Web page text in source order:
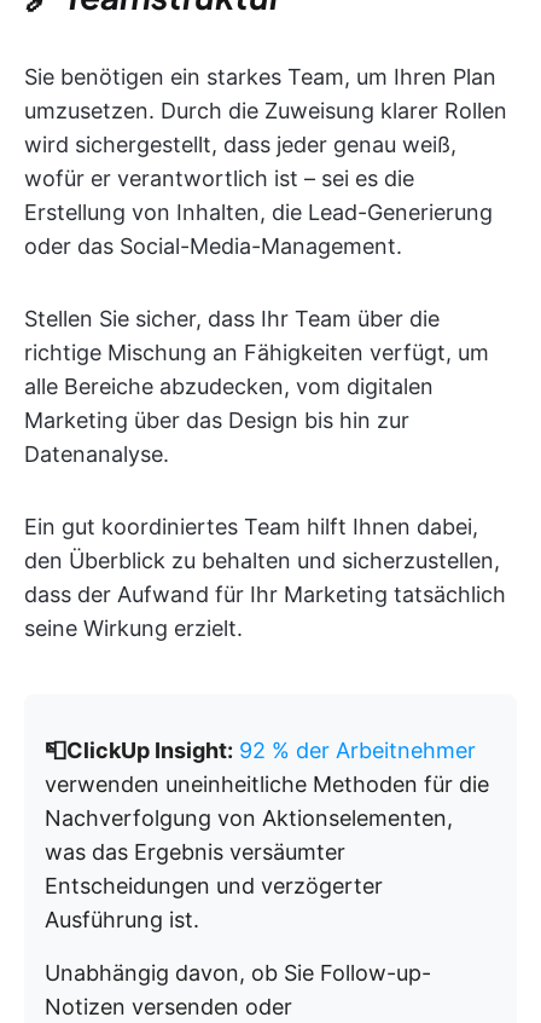
Sie benötigen ein starkes Team, um Ihren Plan
umzusetzen. Durch die Zuweisung klarer Rollen
wird sichergestellt, dass jeder genau weiß,
wofür er verantwortlich ist – sei es die
Erstellung von Inhalten, die Lead-Generierung
oder das Social-Media-Management.
Stellen Sie sicher, dass Ihr Team über die
richtige Mischung an Fähigkeiten verfügt, um
alle Bereiche abzudecken, vom digitalen
Marketing über das Design bis hin zur
Datenanalyse.
Ein gut koordiniertes Team hilft Ihnen dabei,
den Überblick zu behalten und sicherzustellen,
dass der Aufwand für Ihr Marketing tatsächlich
seine Wirkung erzielt.
📮ClickUp Insight: 92 % der Arbeitnehmer
verwenden uneinheitliche Methoden für die
Nachverfolgung von Aktionselementen,
was das Ergebnis versäumter
Entscheidungen und verzögerter
Ausführung ist.
Unabhängig davon, ob Sie Follow-up-
Notizen versenden oder